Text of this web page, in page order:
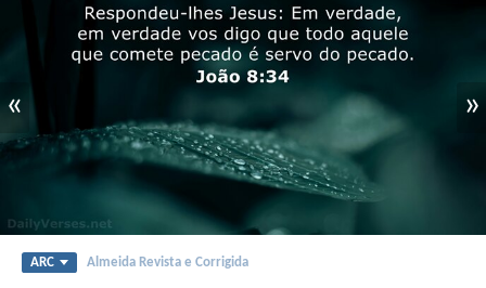
« »
ARC Almeida Revista e Corrigida